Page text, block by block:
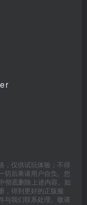
，仅供试玩体验；不得
切后果请用户自负。您
彻底删除上述内容。如
，得到更好的正版服
与我们联系处理。敬请